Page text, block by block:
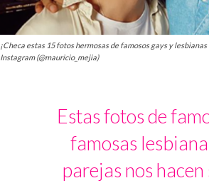
¡Checa estas 15 fotos hermosas de famosos gays y
Instagram (@mauricio_mejia)
Estas fotos de
famosas
parejas nos